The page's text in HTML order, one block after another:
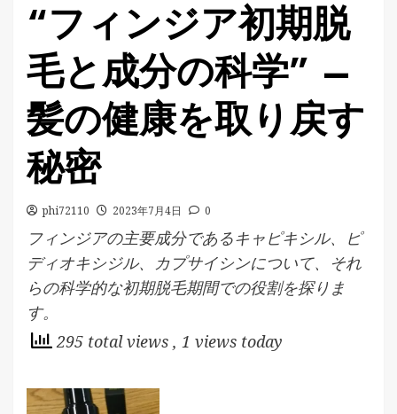
“フィンジア初期脱
毛と成分の科学” –
髪の健康を取り戻す
秘密
phi72110 2023年7月4日 0
フィンジアの主要成分であるキャピキシル、ピ
ディオキシジル、カプサイシンについて、それ
らの科学的な初期脱毛期間での役割を探りま
す。
295 total views , 1 views today